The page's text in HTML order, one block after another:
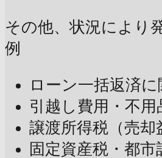
その他、状況により
例
ローン一括返済
引越し費用・不用
譲渡所得税（売却
固定資産税・都市